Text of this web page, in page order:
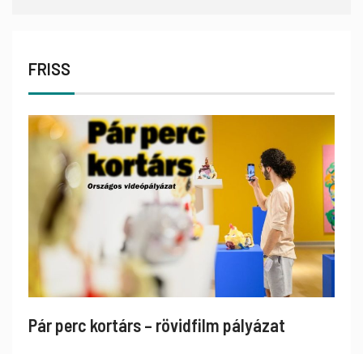
FRISS
Pár perc kortárs – rövidfilm pályázat